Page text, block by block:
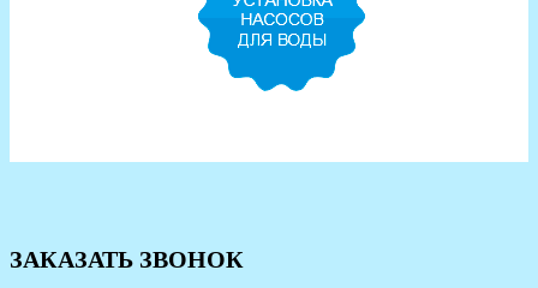
ЗАКАЗАТЬ ЗВОНОК